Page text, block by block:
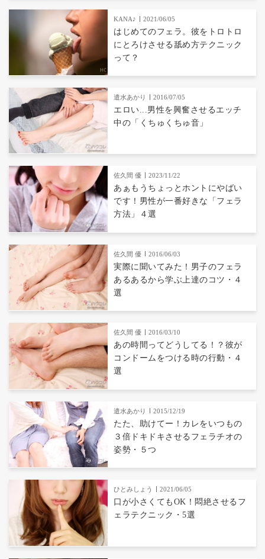
KANA♪ 2021/06/05
はじめてのフェラ。彼をトロトロ
にとろけさせる舐め方テクニック
って？
遣水あかり 2016/07/05
エロい...男性を興奮させるエッチ
中の「くちゅくちゅ音」
佐久間 優 2023/11/22
あぁもうちょっとホントにやばい
です！男性が一番好きな「フェラ
方法」４選
佐久間 優 2016/06/03
実際に聞いてみた！男子のフェラ
あるあるから学ぶ上達のコツ・４
選
佐久間 優 2016/03/10
あの時間ってどうしてる！？彼が
コンドームをつける時の行動・４
選
遣水あかり 2015/12/19
たた、助けてー！カレをいつもの
３倍ドキドキさせるフェラチオの
姿勢・５つ
ひとみしょう 2021/06/05
口が小さくてもOK！悶絶させるフ
ェラテクニック・5選